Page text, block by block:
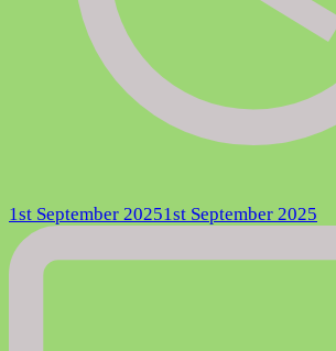
1st September 20251st September 2025